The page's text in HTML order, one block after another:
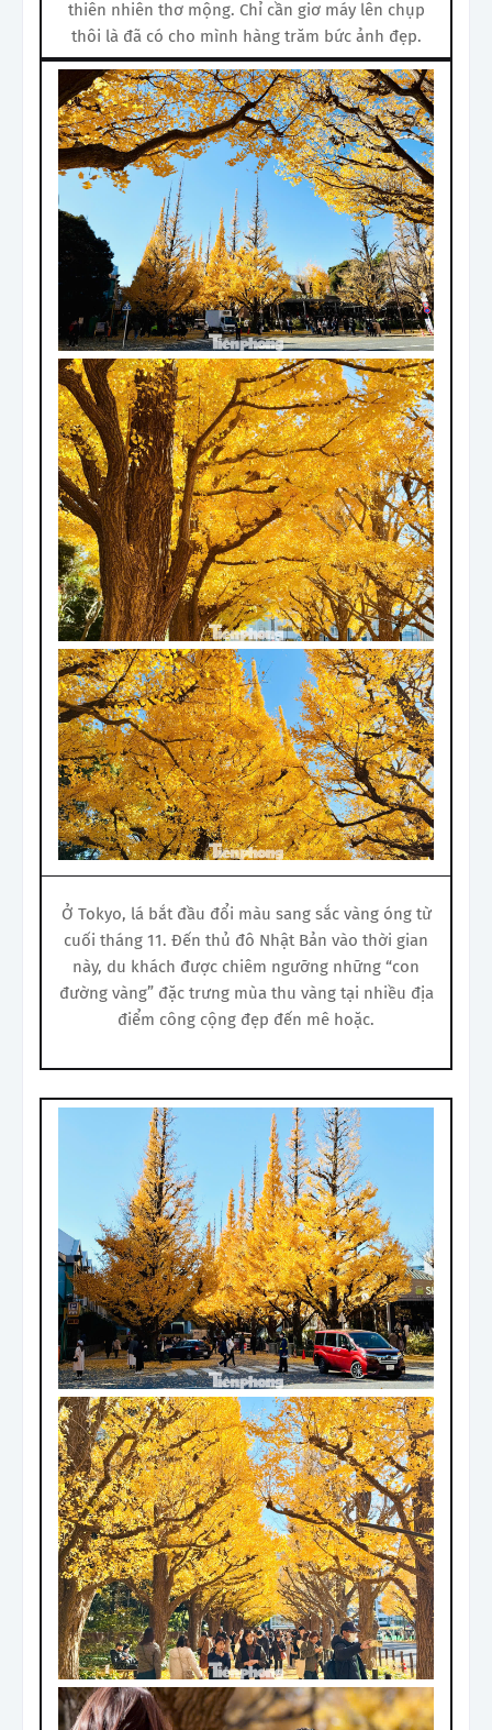
thiên nhiên thơ mộng. Chỉ cần giơ máy lên chụp
thôi là đã có cho mình hàng trăm bức ảnh đẹp.
Ở Tokyo, lá bắt đầu đổi màu sang sắc vàng óng từ
cuối tháng 11. Đến thủ đô Nhật Bản vào thời gian
này, du khách được chiêm ngưỡng những “con
đường vàng” đặc trưng mùa thu vàng tại nhiều địa
điểm công cộng đẹp đến mê hoặc.